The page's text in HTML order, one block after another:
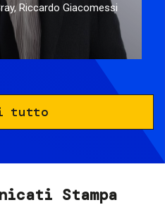
Riccardo Giacomessi
tutto
Stampa